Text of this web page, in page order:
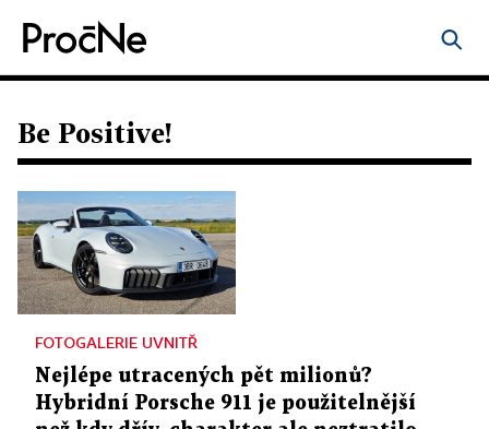
Be Positive!
FOTOGALERIE UVNITŘ
Nejlépe utracených pět milionů?
Hybridní Porsche 911 je použitelnější